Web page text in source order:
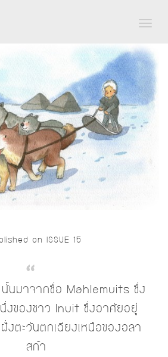
on ISSUE 15
นมาจากชื่อ Mahlemuits ซึ่ง
นึ่งของชาว Inuit ซึ่งอาศัยอยู่
งตะวันตกเฉียงเหนือของอลา
สก้า